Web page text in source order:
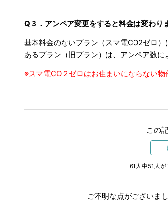
Q３．アンペア変更をすると料金は変わり
基本料金のないプラン（スマ電CO2ゼロ
あるプラン（旧プラン）は、アンペア数に
※スマ電CO２ゼロはお住まいにならない物
この
61人中51人
ご不明な点がございまし